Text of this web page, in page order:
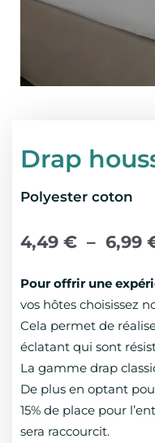
Drap
Polyester coton
4,49 € – 6,99
Pour offrir une
vos hôtes choisissez
Cela permet de
éclatant qui sont
La gamme drap
De plus en optant
15% de place pour
sera raccourcit.